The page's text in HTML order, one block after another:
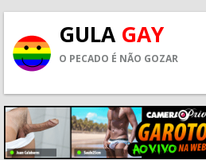
GULA GAY
O PECADO É NÃO GOZAR